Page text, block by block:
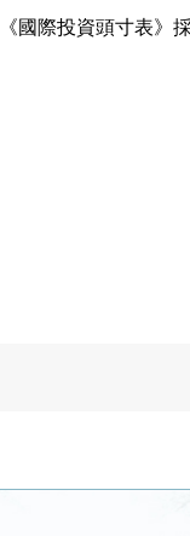
《國際投資頭寸表》